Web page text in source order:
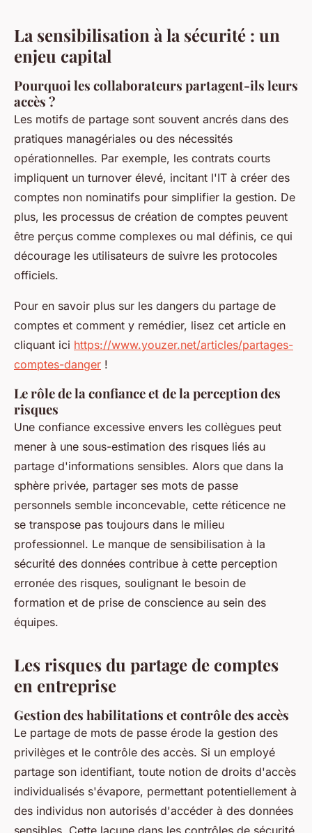
La sensibilisation à la sécurité : un
enjeu capital
Pourquoi les collaborateurs partagent-ils leurs
accès ?
Les motifs de partage sont souvent ancrés dans des
pratiques managériales ou des nécessités
opérationnelles. Par exemple, les contrats courts
impliquent un turnover élevé, incitant l'IT à créer des
comptes non nominatifs pour simplifier la gestion. De
plus, les processus de création de comptes peuvent
être perçus comme complexes ou mal définis, ce qui
décourage les utilisateurs de suivre les protocoles
officiels.
Pour en savoir plus sur les dangers du partage de
comptes et comment y remédier, lisez cet article en
cliquant ici https://www.youzer.net/articles/partages-
comptes-danger !
Le rôle de la confiance et de la perception des
risques
Une confiance excessive envers les collègues peut
mener à une sous-estimation des risques liés au
partage d'informations sensibles. Alors que dans la
sphère privée, partager ses mots de passe
personnels semble inconcevable, cette réticence ne
se transpose pas toujours dans le milieu
professionnel. Le manque de sensibilisation à la
sécurité des données contribue à cette perception
erronée des risques, soulignant le besoin de
formation et de prise de conscience au sein des
équipes.
Les risques du partage de comptes
en entreprise
Gestion des habilitations et contrôle des accès
Le partage de mots de passe érode la gestion des
privilèges et le contrôle des accès. Si un employé
partage son identifiant, toute notion de droits d'accès
individualisés s'évapore, permettant potentiellement à
des individus non autorisés d'accéder à des données
sensibles. Cette lacune dans les contrôles de sécurité